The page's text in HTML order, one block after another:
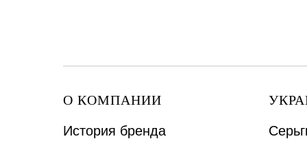
О КОМПАНИИ
История бренда